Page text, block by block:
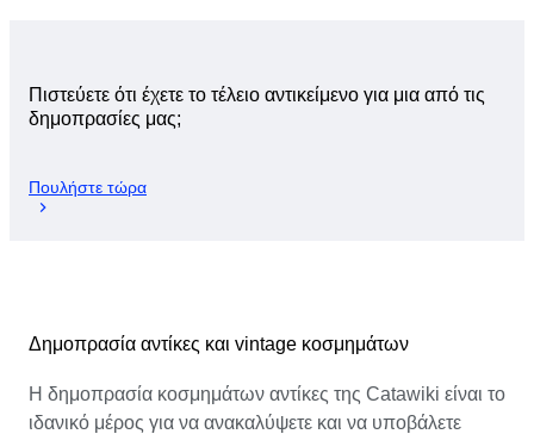
Πιστεύετε ότι έχετε το τέλειο αντικείμενο για μια από τις
δημοπρασίες μας;
Πουλήστε τώρα
Δημοπρασία αντίκες και vintage κοσμημάτων
Η δημοπρασία κοσμημάτων αντίκες της Catawiki είναι το
ιδανικό μέρος για να ανακαλύψετε και να υποβάλετε